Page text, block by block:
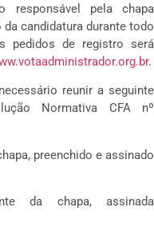
pela chapa
candidatura durante todo
pedidos de registro será
.
reunir a seguinte
Normativa CFA nº
preenchido e assinado
da chapa, assinada